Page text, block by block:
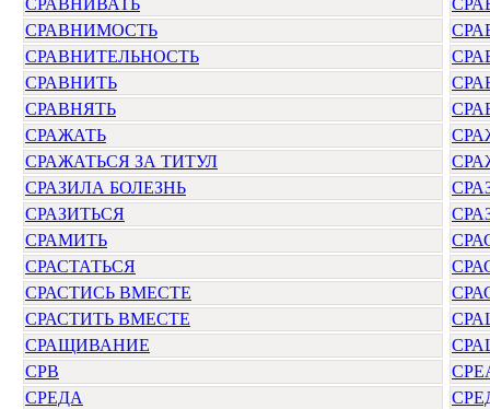
СРАВНИВАТЬ
СРАВНИМОСТЬ
СРАВНИТЕЛЬНОСТЬ
СРАВНИТЬ
СРАВНЯТЬ
СРАЖАТЬ
СРАЖАТЬСЯ ЗА ТИТУЛ
СРАЗИЛА БОЛЕЗНЬ
СРАЗИТЬСЯ
СРАМИТЬ
СРАСТАТЬСЯ
СРАСТИСЬ ВМЕСТЕ
СРАСТИТЬ ВМЕСТЕ
СРАЩИВАНИЕ
СРВ
СРЕДА